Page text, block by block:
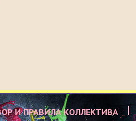
И ПРАВИЛА КОЛЛЕКТИВА